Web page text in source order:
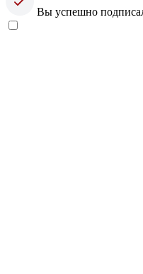
Вы успешно